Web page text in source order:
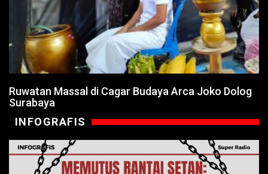
Ruwatan Massal di Cagar Budaya Arca Joko Dolog
Surabaya
INFOGRAFIS